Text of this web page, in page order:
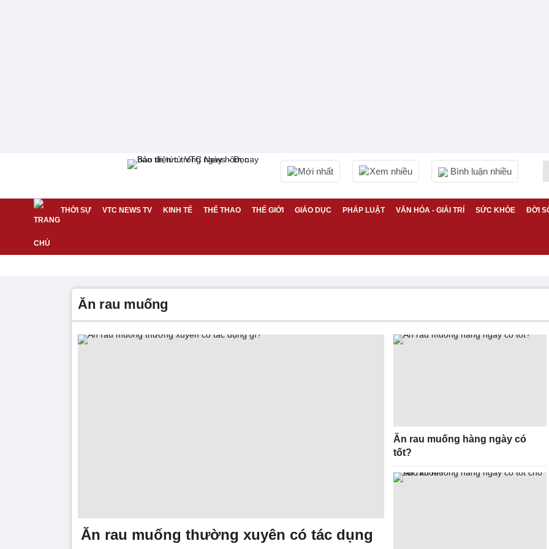
Mới nhất Xem nhiều Bình luận nhiều
THỜI SỰ VTC NEWS TV KINH TẾ THỂ THAO THẾ GIỚI GIÁO DỤC PHÁP LUẬT VĂN HÓA - GIẢI TRÍ SỨC KHỎE ĐỜI
ăn rau muống
Ăn rau muống thường xuyên có tác dụng
Ăn rau muống hàng ngày có
tốt?